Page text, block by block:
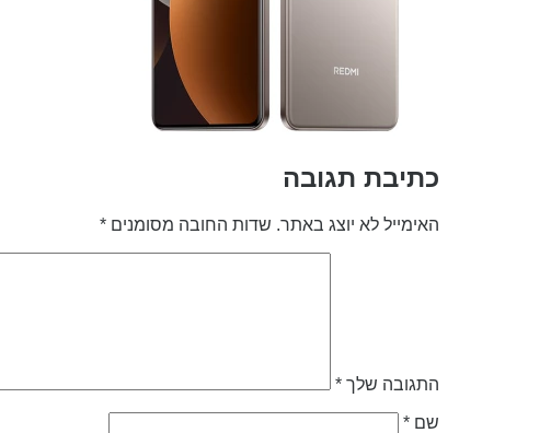
כתיבת תגובה
האימייל לא יוצג באתר. שדות החובה מסומנים *
התגובה שלך *
שם *